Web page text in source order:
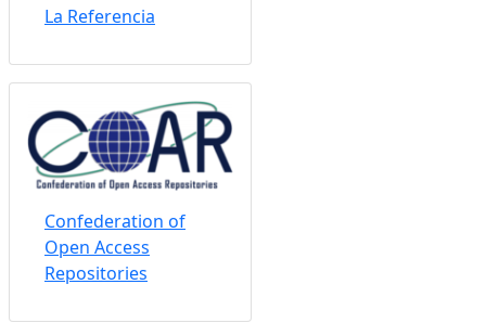
La Referencia
Confederation of
Open Access
Repositories